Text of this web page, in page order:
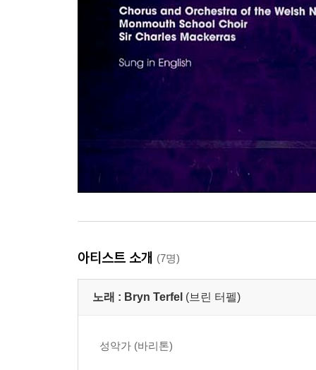
아티스트 소개 (7명)
노래 : Bryn Terfel (브린 터펠)
성악가 (바리톤)